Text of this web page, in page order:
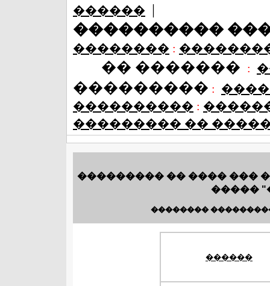
������ |
����������
�������� :
�� ������� :
��������� :
���������� :
��������� ��
��������� �� ���� ���
�����
��������
������